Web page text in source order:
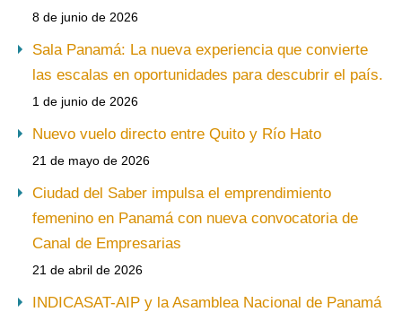
8 de junio de 2026
Sala Panamá: La nueva experiencia que convierte
las escalas en oportunidades para descubrir el país.
1 de junio de 2026
Nuevo vuelo directo entre Quito y Río Hato
21 de mayo de 2026
Ciudad del Saber impulsa el emprendimiento
femenino en Panamá con nueva convocatoria de
Canal de Empresarias
21 de abril de 2026
INDICASAT-AIP y la Asamblea Nacional de Panamá